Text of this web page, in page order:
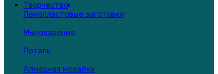
Творчество
Пенопластовые заготовки
Мыловарение
Поталь
Алмазная мозайка